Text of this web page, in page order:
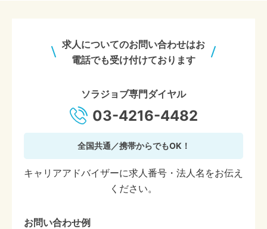
求人についてのお問い合わせはお
電話でも受け付けております
ソラジョブ専門ダイヤル
03-4216-4482
全国共通／携帯からでもOK！
キャリアアドバイザーに求人番号・法人名をお伝え
ください。
お問い合わせ例